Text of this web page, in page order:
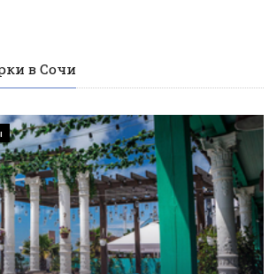
в Сочи